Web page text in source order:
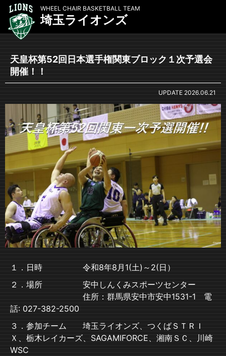
WHEEL CHAIR BASKETBALL TEAM
埼玉ライオンズ
天皇杯第52回日本選手権関東ブロック１次予選会
開催！！
UPDATE2026.06.21
１．日時 令和8年8月1(土)～2(日）
２．場所 安中しんくみスポーツセンター
住所：群馬県安中市安中1531-1 電
話: 027-382-2500
３．参加チーム 埼玉ライオンズ、つくばＳＴＲＩ
Ｘ、栃木レイカーズ、SAGAMIFORCE、湘南ＳＣ、川崎
WSC